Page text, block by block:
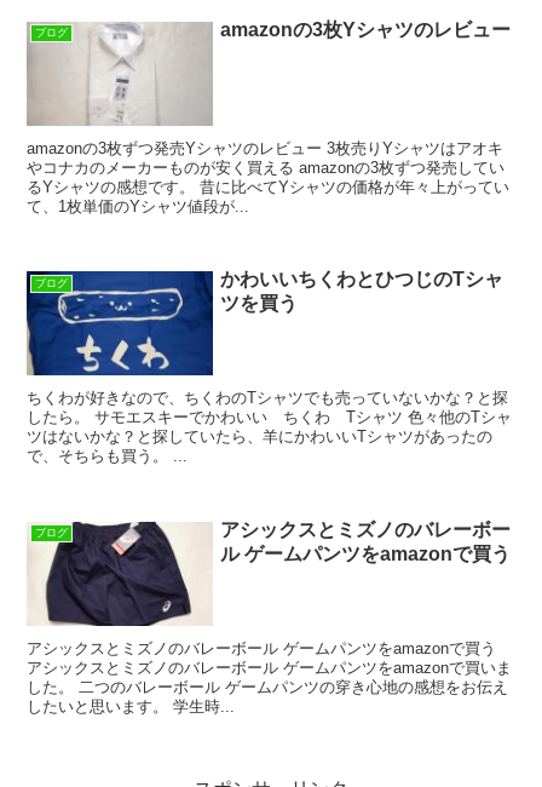
ブログ amazonの3枚Yシャツのレビュー
amazonの3枚ずつ発売Yシャツのレビュー 3枚売りYシャツはアオキ
やコナカのメーカーものが安く買える amazonの3枚ずつ発売してい
るYシャツの感想です。 昔に比べてYシャツの価格が年々上がってい
て、1枚単価のYシャツ値段が...
ブログ
かわいいちくわとひつじのTシャ
ツを買う
ちくわが好きなので、ちくわのTシャツでも売っていないかな？と探
したら。 サモエスキーでかわいい ちくわ Tシャツ 色々他のTシャ
ツはないかな？と探していたら、羊にかわいいTシャツがあったの
で、そちらも買う。 ...
ブログ
アシックスとミズノのバレーボー
ル ゲームパンツをamazonで買う
アシックスとミズノのバレーボール ゲームパンツをamazonで買う
アシックスとミズノのバレーボール ゲームパンツをamazonで買いま
した。 二つのバレーボール ゲームパンツの穿き心地の感想をお伝え
したいと思います。 学生時...